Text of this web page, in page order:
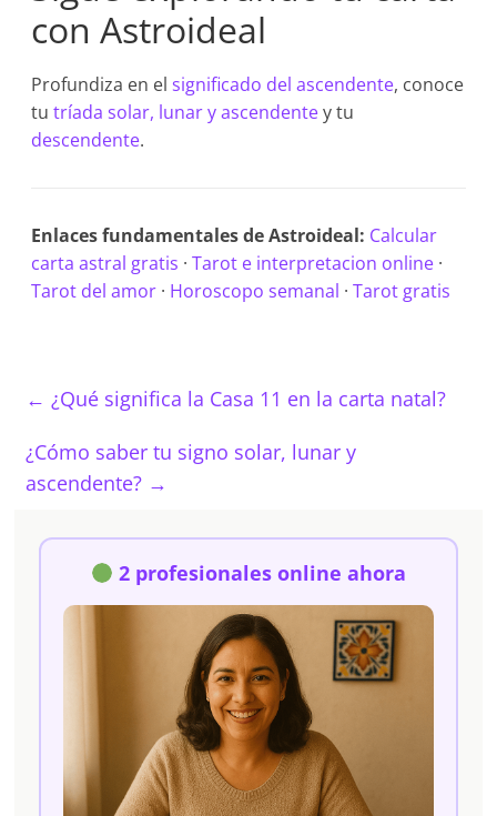
con Astroideal
Profundiza en elsignificado del ascendente, conoce
tutríada solar, lunar y ascendentey tu
descendente.
Enlaces fundamentales de Astroideal: Calcular
carta astral gratis ·Tarot e interpretacion online ·
Tarot del amor · Horoscopo semanal ·Tarot gratis
← ¿Qué significa la Casa 11 en la carta natal?
¿Cómo saber tu signo solar, lunar y
ascendente? →
2 profesionales online ahora